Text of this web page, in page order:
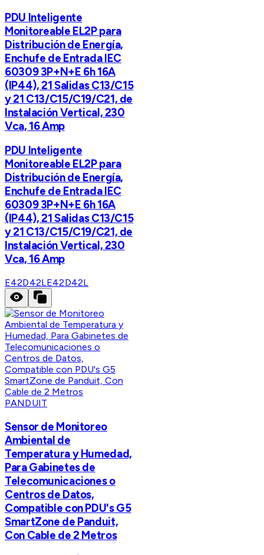
PDU Inteligente
Monitoreable EL2P para
Distribución de Energía,
Enchufe de Entrada IEC
60309 3P+N+E 6h 16A
(IP44), 21 Salidas C13/C15
y 21 C13/C15/C19/C21, de
Instalación Vertical, 230
Vca, 16 Amp
PDU Inteligente
Monitoreable EL2P para
Distribución de Energía,
Enchufe de Entrada IEC
60309 3P+N+E 6h 16A
(IP44), 21 Salidas C13/C15
y 21 C13/C15/C19/C21, de
Instalación Vertical, 230
Vca, 16 Amp
E42D42LE42D42L
PANDUIT
Sensor de Monitoreo
Ambiental de
Temperatura y Humedad,
Para Gabinetes de
Telecomunicaciones o
Centros de Datos,
Compatible con PDU's G5
SmartZone de Panduit,
Con Cable de 2 Metros